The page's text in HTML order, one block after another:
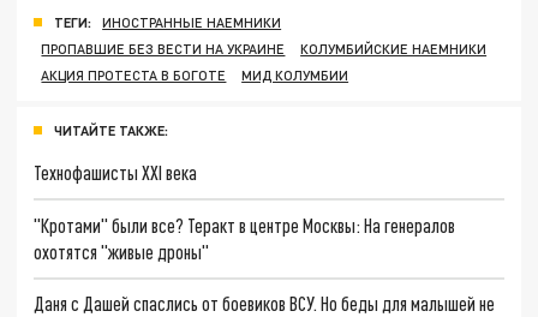
ТЕГИ:
ИНОСТРАННЫЕ НАЕМНИКИ
ПРОПАВШИЕ БЕЗ ВЕСТИ НА УКРАИНЕ
КОЛУМБИЙСКИЕ НАЕМНИКИ
АКЦИЯ ПРОТЕСТА В БОГОТЕ
МИД КОЛУМБИИ
ЧИТАЙТЕ ТАКЖЕ:
Технофашисты XXI века
"Кротами" были все? Теракт в центре Москвы: На генералов
охотятся "живые дроны"
Даня с Дашей спаслись от боевиков ВСУ. Но беды для малышей не